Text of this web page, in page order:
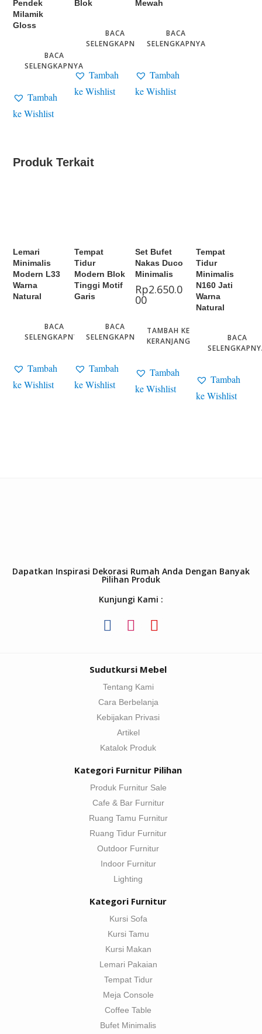
Pendek
Milamik
Gloss
BACA
SELENGKAPNYA
Tambah
ke Wishlist
Blok
BACA
SELENGKAPNYA
Tambah
ke Wishlist
Mewah
BACA
SELENGKAPNYA
Tambah
ke Wishlist
Produk Terkait
Lemari
Minimalis
Modern L33
Warna
Natural
BACA
SELENGKAPNYA
Tambah
ke Wishlist
Tempat
Tidur
Modern Blok
Tinggi Motif
Garis
BACA
SELENGKAPNYA
Tambah
ke Wishlist
Set Bufet
Nakas Duco
Minimalis
Rp2.650.0
00
TAMBAH KE
KERANJANG
Tambah
ke Wishlist
Tempat
Tidur
Minimalis
N160 Jati
Warna
Natural
BACA
Tambah
ke Wishlist
Dapatkan Inspirasi Dekorasi Rumah Anda Dengan Banyak
Pilihan Produk
Kunjungi Kami :
Sudutkursi Mebel
Tentang Kami
Cara Berbelanja
Kebijakan Privasi
Artikel
Katalok Produk
Kategori Furnitur Pilihan
Produk Furnitur Sale
Cafe & Bar Furnitur
Ruang Tamu Furnitur
Ruang Tidur Furnitur
Outdoor Furnitur
Indoor Furnitur
Lighting
Kategori Furnitur
Kursi Sofa
Kursi Tamu
Kursi Makan
Lemari Pakaian
Tempat Tidur
Meja Console
Coffee Table
Bufet Minimalis